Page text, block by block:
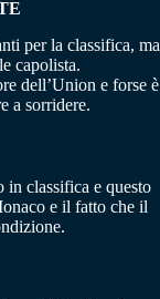
per la classifica, ma
capolista.
dell’Union e forse è
a sorridere.
in classifica e questo
e il fatto che il